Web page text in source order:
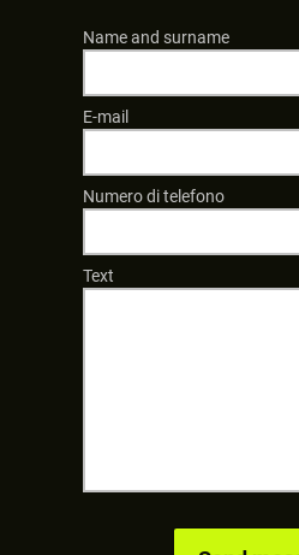
Name and surname
E-mail
Numero di telefono
Text